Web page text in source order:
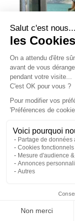
Signature
après une